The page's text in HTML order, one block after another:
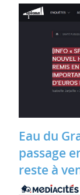
Eau du
passage
reste à